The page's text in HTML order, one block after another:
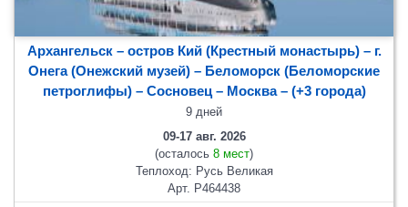
Архангельск – остров Кий (Крестный монастырь) – г.
Онега (Онежский музей) – Беломорск (Беломорские
петроглифы) – Сосновец– Москва– (+3 города)
9 дней
09-17 авг. 2026
(осталось 8 мест)
Теплоход: Русь Великая
Арт. Р464438